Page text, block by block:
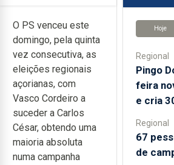
O PS venceu este
domingo, pela quinta
vez consecutiva, as
eleições regionais
açorianas, com
Vasco Cordeiro a
suceder a Carlos
César, obtendo uma
maioria absoluta
numa campanha
Hoje
Regional
Pingo
feira
e cria
Regional
67
de